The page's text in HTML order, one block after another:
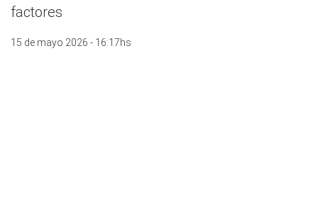
factores
15 de mayo 2026 - 16:17hs